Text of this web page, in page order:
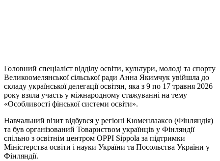
Головний спеціаліст відділу освіти, культури, молоді та спорту
Великоомелянської сільської ради Анна Якимчук увійшла до
складу української делегації освітян, яка з 9 по 17 травня 2026
року взяла участь у міжнародному стажуванні на тему
«Особливості фінської системи освіти».
Навчальний візит відбувся у регіоні Кюменлааксо (Фінляндія)
та був організований Товариством українців у Фінляндії
спільно з освітнім центром OPPI Sippola за підтримки
Міністерства освіти і науки України та Посольства України у
Фінляндії.